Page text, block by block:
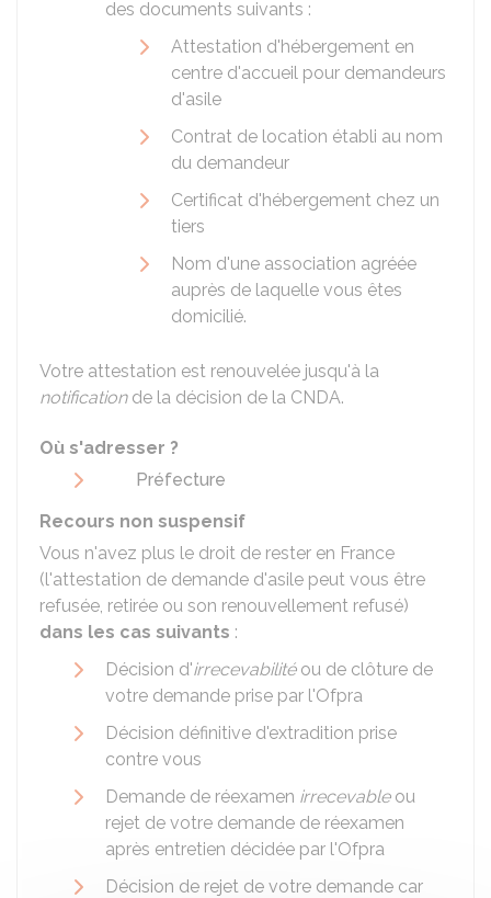
des documents suivants :
Attestation d'hébergement en
centre d'accueil pour demandeurs
d'asile
Contrat de location établi au nom
du demandeur
Certificat d'hébergement chez un
tiers
Nom d'une association agréée
auprès de laquelle vous êtes
domicilié.
Votre attestation est renouvelée jusqu'à la
notificationde la décision de la CNDA.
Où s'adresser ?
Préfecture
Recours non suspensif
Vous n'avez plus le droit de rester en France
(l'attestation de demande d'asile peut vous être
refusée, retirée ou son renouvellement refusé)
dans les cas suivants :
Décision d'irrecevabilitéou de clôture de
votre demande prise par l'Ofpra
Décision définitive d'extradition prise
contre vous
Demande de réexamen irrecevableou
rejet de votre demande de réexamen
après entretien décidée par l'Ofpra
Décision de rejet de votre demande car